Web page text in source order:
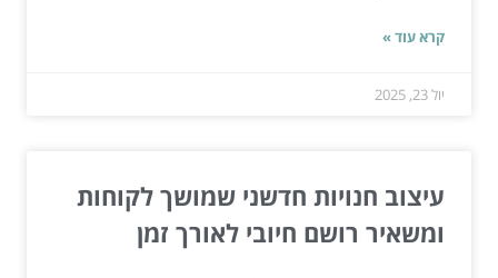
קרא עוד »
יול 23, 2025
עיצוב חנויות חדשני שמושך לקוחות
ומשאיר רושם חיובי לאורך זמן